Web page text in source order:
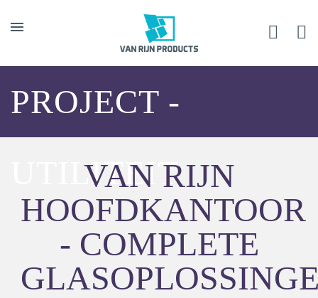
PROJECT -
UTILITEIT
VAN RIJN
HOOFDKANTOOR
- COMPLETE